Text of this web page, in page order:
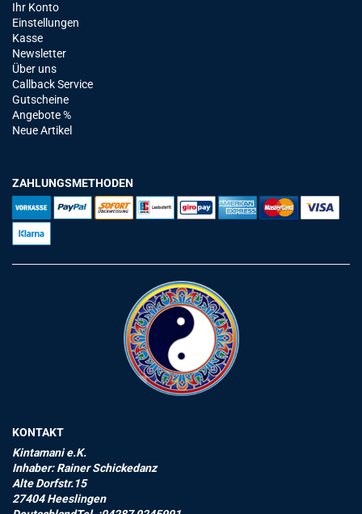
Ihr Konto
Einstellungen
Kasse
Newsletter
Über uns
Callback Service
Gutscheine
Angebote %
Neue Artikel
ZAHLUNGSMETHODEN
KONTAKT
Kintamani e.K.
Inhaber: Rainer Schickedanz
Alte Dorfstr.15
27404 Heeslingen